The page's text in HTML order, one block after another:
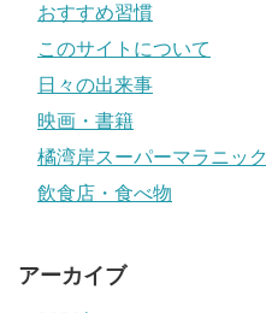
おすすめ習慣
このサイトについて
日々の出来事
映画・書籍
橘湾岸スーパーマラニック
飲食店・食べ物
アーカイブ